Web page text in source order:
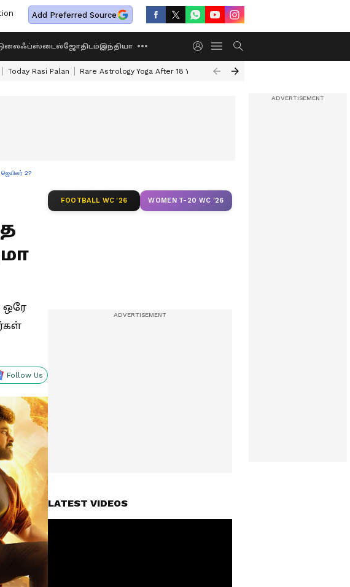
Add Preferred Source
லைஃப்ஸ்டைல்ஜோதிடம்இந்தியா
Today Rasi Palan Rare Astrology Yoga After 18 Years Dwi Pushkar Yoga 2026
2?
ஒரே
Follow Us
FOOTBALL WC '26 WOMEN T-20 WC '26
LATEST VIDEOS